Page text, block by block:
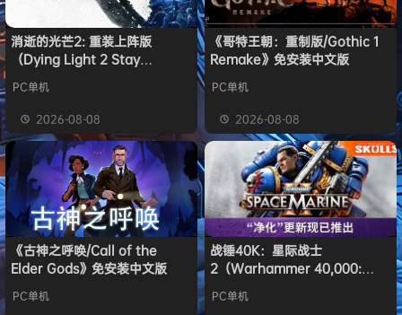
消逝的光芒2: 重装上阵版
（Dying Light 2 Stay
免安装中文版
PC单机
2026-08-08
《哥特王朝：重制版/Gothic 1
Remake》免安装中文版
PC单机
2026-08-08
《古神之呼唤/Call of the
Elder Gods》免安装中文版
PC单机
战锤40K：星际战士
2（Warhammer 40,000:
版
PC单机